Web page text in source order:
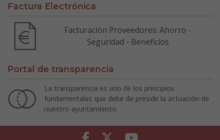
Factura Electrónica
Facturación Proveedores: Ahorro -
Seguridad - Beneficios
Portal de transparencia
La transparencia es uno de los principios
fundamentales que debe de presidir la actuación de
nuestro ayuntamiento.
Facebook Twitter Youtube